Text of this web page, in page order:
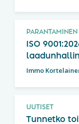
PARANTAMINEN
ISO
Immo
UUTISET
Tunnetko